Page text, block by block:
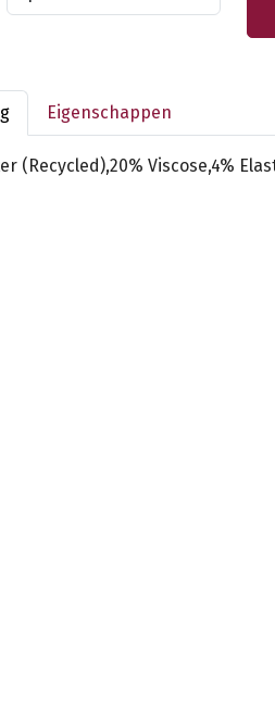
Eigenschappen
(Recycled),20% Viscose,4%